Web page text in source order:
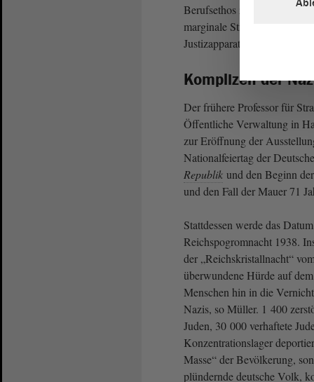
Berufsethos zum großen
marginale Straftaten
Justizapparats nach, wenn
Komplizen der
Der frühere Professor für
Öffentliche Verwaltung in
zur Eröffnung der
Nationalfeiertag der
Republik und den Beginn der
und den Fall der Mauer 71
Stattdessen werde das
Reichspogromnacht 1938.
der „Reichskristallnacht“
überwundene Hürde auf
Menschen hin in die
Nazis, so Müller. 1 400
Juden, 30 000 verhaftete
Konzentrationslager
Masse“ der Bevölkerung,
plündernde deutsche Volk,